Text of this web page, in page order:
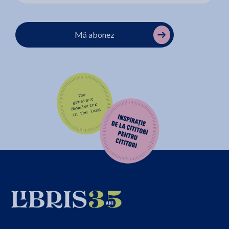
penala, precum si pentru modificarea altor acte normative, ce
au modificat art. 213 alin. (2) C.proc.pen. si art. 2151 alin. (8)
C.proc.pen.; totodata au fost efectuate analize privind
2013 privind executarea pedepselor, a masurilor educative si a
altor masuri neprivative de libertate dispuse de organele
judiciare in cursul procesului penal
• au fost abordate probleme ce au aparut in practica - spre
exemplu, posibilitatea organului judiciar de a desemna un alt
organ de politie abilitat sa supravegheze conduita inculpatului
aflat sub control judiciar in cazul schimbarii domiciliului sau a
• analiza posibilitatii formularii si a motivelor ce pot fi
invocate in cadrul cererii de ridicare a masurilor asiguratorii
Mă abonez